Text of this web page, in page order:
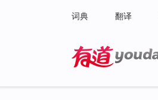
词典 翻译